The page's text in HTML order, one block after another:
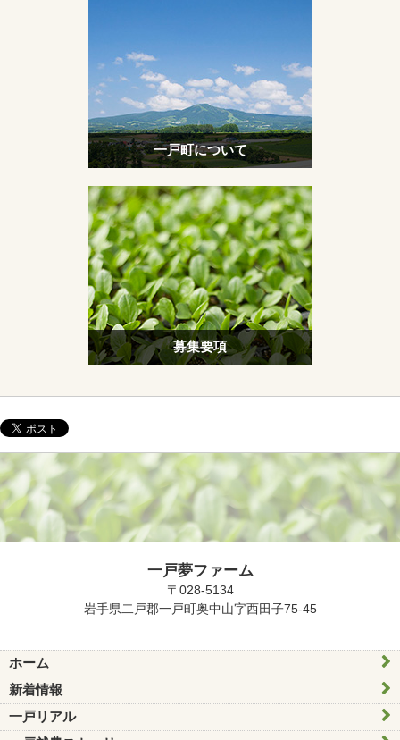
一戸町について
募集要項
一戸夢ファーム
〒028-5134
岩手県二戸郡一戸町奥中山字西田子75-45
ホーム
新着情報
一戸リアル